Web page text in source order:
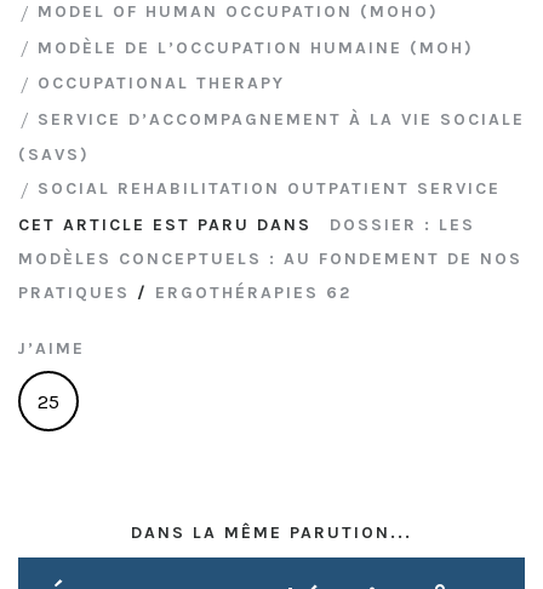
MODEL OF HUMAN OCCUPATION (MOHO)
MODÈLE DE L’OCCUPATION HUMAINE (MOH)
OCCUPATIONAL THERAPY
SERVICE D’ACCOMPAGNEMENT À LA VIE SOCIALE
(SAVS)
SOCIAL REHABILITATION OUTPATIENT SERVICE
CET ARTICLE EST PARU DANS
DOSSIER : LES
MODÈLES CONCEPTUELS : AU FONDEMENT DE NOS
PRATIQUES / ERGOTHÉRAPIES 62
J’AIME
25
DANS LA MÊME PARUTION...